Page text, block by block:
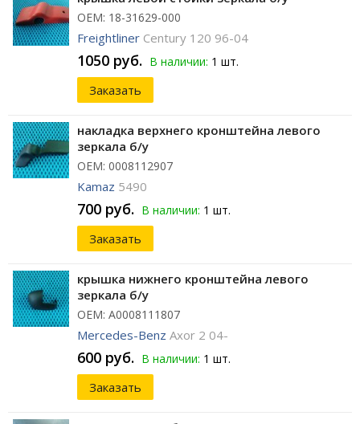
ОЕМ: 18-31629-000
Freightliner Century 120 96-04
1050 руб. В наличии: 1 шт.
Заказать
накладка верхнего кронштейна левого
зеркала б/у
ОЕМ: 0008112907
Kamaz 5490
700 руб. В наличии: 1 шт.
Заказать
крышка нижнего кронштейна левого
зеркала б/у
ОЕМ: A0008111807
Mercedes-Benz Axor 2 04-
600 руб. В наличии: 1 шт.
Заказать